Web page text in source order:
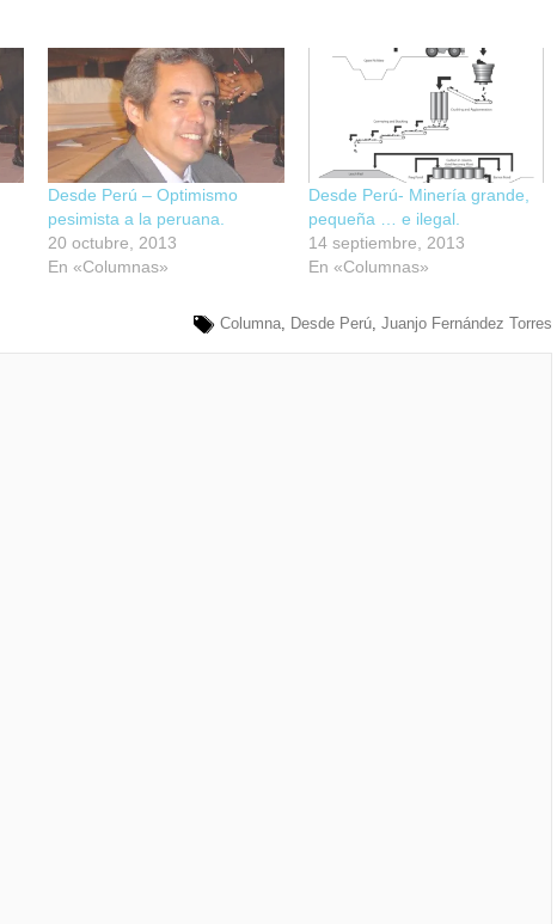
Desde Perú – Optimismo
pesimista a la peruana.
20 octubre, 2013
En «Columnas»
Desde Perú- Minería grande,
pequeña … e ilegal.
14 septiembre, 2013
En «Columnas»
Columna, Desde Perú, Juanjo Fernández Torres